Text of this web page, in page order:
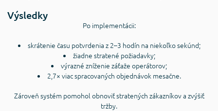
Výsledky
Po implementácii:
skrátenie času potvrdenia z 2–3 hodín na niekoľko sekúnd;
žiadne stratené požiadavky;
výrazné zníženie záťaže operátorov;
2,7× viac spracovaných objednávok mesačne.
Zároveň systém pomohol obnoviť stratených zákazníkov a zvýšiť
tržby.